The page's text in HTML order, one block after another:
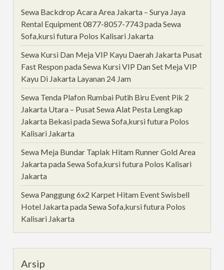
Sewa Backdrop Acara Area Jakarta – Surya Jaya
Rental Equipment 0877-8057-7743padaSewa
Sofa,kursi futura Polos Kalisari Jakarta
Sewa Kursi Dan Meja VIP Kayu Daerah Jakarta Pusat
Fast ResponpadaSewa Kursi VIP Dan Set Meja VIP
Kayu Di Jakarta Layanan 24 Jam
Sewa Tenda Plafon Rumbai Putih Biru Event Pik 2
Jakarta Utara – Pusat Sewa Alat Pesta Lengkap
Jakarta BekasipadaSewa Sofa,kursi futura Polos
Kalisari Jakarta
Sewa Meja Bundar Taplak Hitam Runner Gold Area
JakartapadaSewa Sofa,kursi futura Polos Kalisari
Jakarta
Sewa Panggung 6x2 Karpet Hitam Event Swisbell
Hotel JakartapadaSewa Sofa,kursi futura Polos
Kalisari Jakarta
Arsip